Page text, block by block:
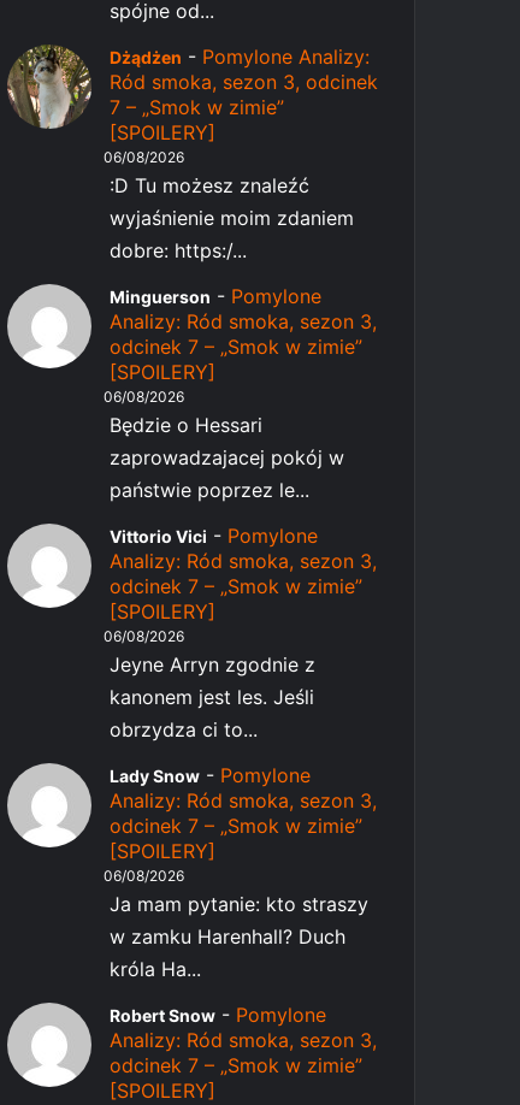
spójne od...
Dżądżen - Pomylone Analizy:
Ród smoka, sezon 3, odcinek
7 – „Smok w zimie”
[SPOILERY]
06/08/2026
:D Tu możesz znaleźć
wyjaśnienie moim zdaniem
dobre: https:/...
Minguerson - Pomylone
Analizy: Ród smoka, sezon 3,
odcinek 7 – „Smok w zimie”
[SPOILERY]
06/08/2026
Będzie o Hessari
zaprowadzajacej pokój w
państwie poprzez le...
Vittorio Vici - Pomylone
Analizy: Ród smoka, sezon 3,
odcinek 7 – „Smok w zimie”
[SPOILERY]
06/08/2026
Jeyne Arryn zgodnie z
kanonem jest les. Jeśli
obrzydza ci to...
Lady Snow - Pomylone
Analizy: Ród smoka, sezon 3,
odcinek 7 – „Smok w zimie”
[SPOILERY]
06/08/2026
Ja mam pytanie: kto straszy
w zamku Harenhall? Duch
króla Ha...
Robert Snow - Pomylone
Analizy: Ród smoka, sezon 3,
odcinek 7 – „Smok w zimie”
[SPOILERY]